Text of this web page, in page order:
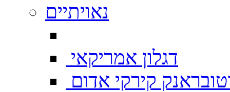
נאויתיים
דגלון אמריקאי
קירקי אדום